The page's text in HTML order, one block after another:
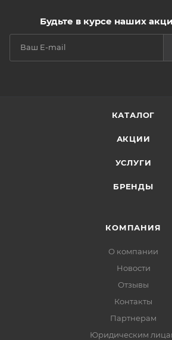
Будьте в курсе наших
КАТАЛОГ
АКЦИИ
УСЛУГИ
БРЕНДЫ
КОМПАНИЯ
О компании
Новости
Отзывы
Контакты
Партнерам
Юридическим